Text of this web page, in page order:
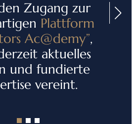
Zugang zur
Plattform
Ac@demy”,
aktuelles
und fundierte
vereint.